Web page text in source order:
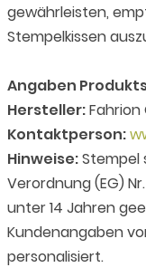
gewährleisten,
Stempelkissen
Angaben
Hersteller:Fahrion
Kontaktperson:
Hinweise:Stempel
Verordnung (EG)
unter 14 Jahren
Kundenangaben
personalisiert.